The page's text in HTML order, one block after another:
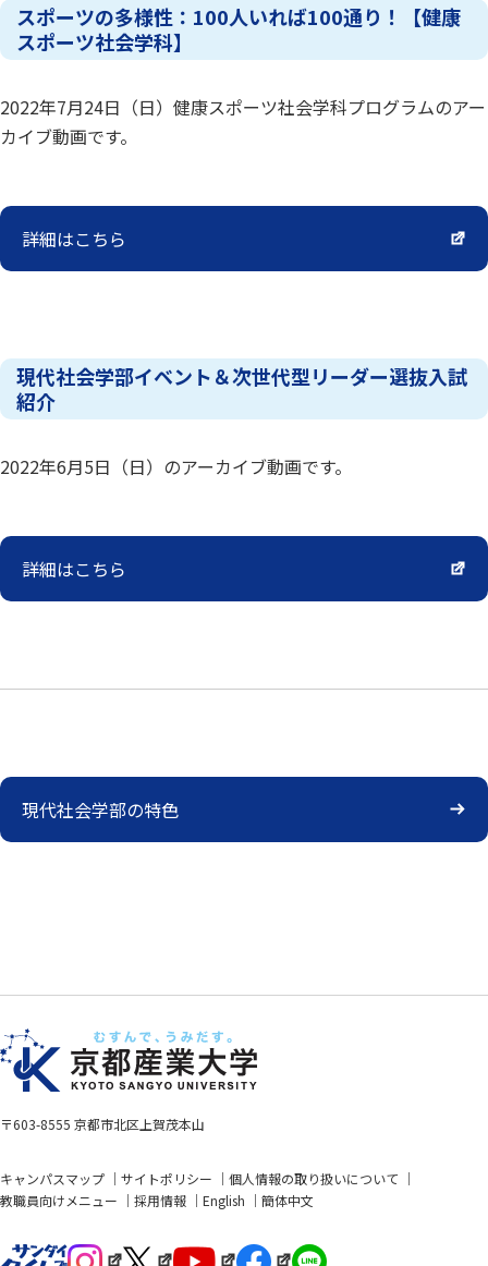
スポーツの多様性：100人いれば100通り！【健康
スポーツ社会学科】
2022年7月24日（日）健康スポーツ社会学科プログラムのアー
カイブ動画です。
詳細はこちら
現代社会学部イベント＆次世代型リーダー選抜入試
紹介
2022年6月5日（日）のアーカイブ動画です。
詳細はこちら
現代社会学部の特色
〒603-8555 京都市北区上賀茂本山
キャンパスマップ サイトポリシー
個人情報の取り扱いについて
教職員向けメニュー
採用情報 English 簡体中文